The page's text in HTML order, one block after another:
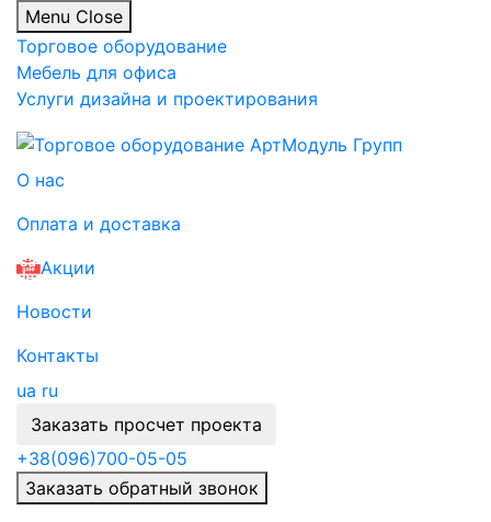
Menu Close
Торговое оборудование
Мебель для офиса
Услуги дизайна и проектирования
О нас
Оплата и доставка
Акции
Новости
Контакты
ua ru
Заказать просчет проекта
+38(096)700-05-05
Заказать обратный звонок